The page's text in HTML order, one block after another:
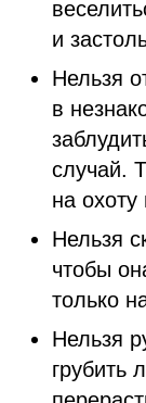
и
Нельзя
в
случай.
на охоту
Нельзя
чтобы
только
Нельзя
грубить